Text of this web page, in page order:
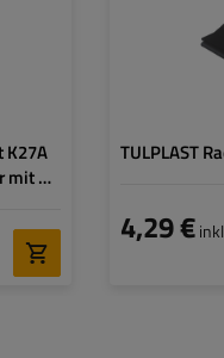
K27A
mit V-
TULPLAST
4,29 €